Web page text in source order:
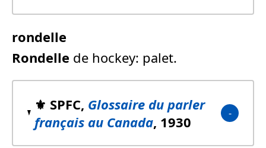
rondelle
Rondelle de hockey: palet.
⚜️ SPFC, Glossaire du parler
français au Canada, 1930